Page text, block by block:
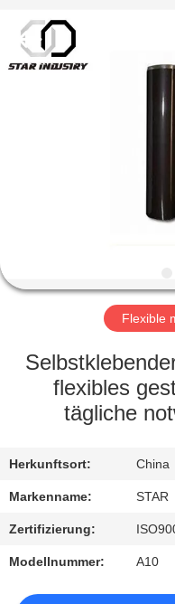
FABRIK-
AUSFLUG
SIE
MIT
UNS
IN
VERBINDUNG
magnetsassembly.com.
Rights
Flexible
flexibles
tägliche
Herkunftsort: China
Markenname: STAR
Zertifizierung:
Modellnummer: A10